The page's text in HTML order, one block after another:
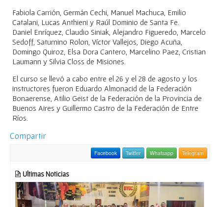
Fabiola Carrión, Germán Cechi, Manuel Machuca, Emilio
Catalani, Lucas Anthieni y Raúl Dominio de Santa Fe.
Daniel Enríquez, Claudio Siniak, Alejandro Figueredo, Marcelo
Sedoff, Saturnino Rolon, Víctor Vallejos, Diego Acuña,
Domingo Quiroz, Elsa Dora Cantero, Marcelino Paez, Cristian
Laumann y Silvia Closs de Misiones.
El curso se llevó a cabo entre el 26 y el 28 de agosto y los
instructores fueron Eduardo Almonacid de la Federación
Bonaerense, Atilio Geist de la Federación de la Provincia de
Buenos Aires y Guillermo Castro de la Federación de Entre
Ríos.
Compartir
Facebook Twitter Whatsapp Telegram
Ultimas Noticias